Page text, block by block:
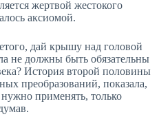
жертвой жестокого
аксиомой.
дай крышу над головой
не должны быть обязательны
История второй половины
преобразований, показала,
применять, только